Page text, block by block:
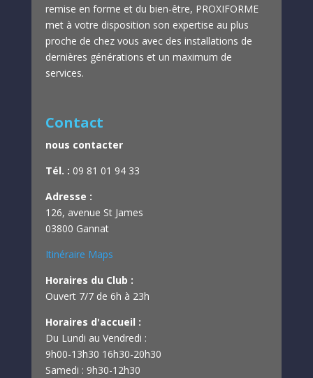
remise en forme et du bien-être, PROXIFORME
met à votre disposition son expertise au plus
proche de chez vous avec des installations de
dernières générations et un maximum de
services.
Contact
nous contacter
Tél. : 09 81 01 94 33
Adresse :
126, avenue St James
03800 Gannat
Itinéraire Maps
Horaires du Club :
Ouvert 7/7 de 6h à 23h
Horaires d'accueil :
Du Lundi au Vendredi :
9h00-13h30 16h30-20h30
Samedi : 9h30-12h30